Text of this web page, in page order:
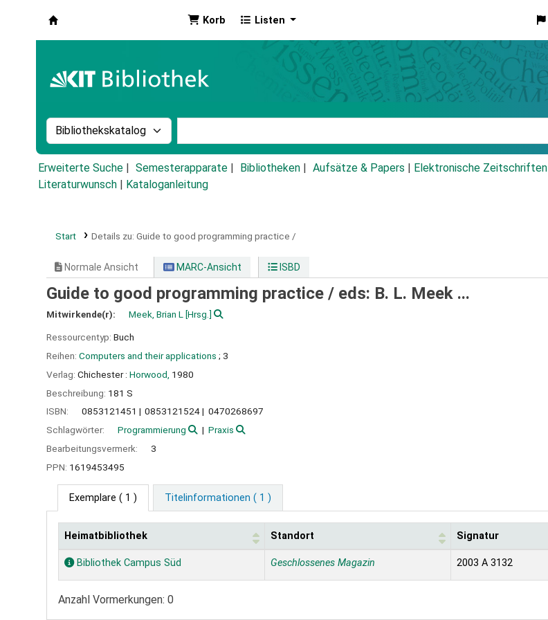
Korb Listen
Suche im Katalog nach:
Erweiterte Suche Semesterapparate Bibliotheken Aufsätze & Papers Elektronische Zeitschriften
Literaturwunsch
Kataloganleitung
Start Details zu: Guide to good programming practice /
Normale Ansicht MARC-Ansicht ISBD
Guide to good programming practice / eds: B. L. Meek ...
Mitwirkende(r): Meek, Brian L [Hrsg.]
Ressourcentyp: Buch
Reihen: Computers and their applications ; 3
Verlag: Chichester : Horwood, 1980
Beschreibung: 181 S
ISBN:
0853121451 0853121524
0470268697
Schlagwörter:
Programmierung
Praxis
Bearbeitungsvermerk:
3
PPN: 1619453495
Exemplare ( 1 ) Titelinformationen ( 1 )
Exemplare
Heimatbibliothek Standort Signatur
Bibliothek Campus Süd Geschlossenes Magazin 2003 A 3132
Anzahl Vormerkungen: 0